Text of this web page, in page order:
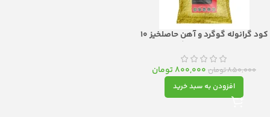
کود گرانوله گوگرد و آهن حاصلخیز 10
گیاه
850,000تومان 800,000تومان
افزودن به سبد خرید